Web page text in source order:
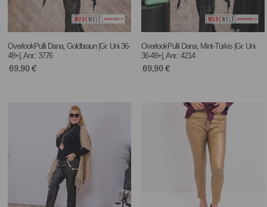
OverlookPulli Dana, Goldbraun |Gr. Uni 36-
48+|, Anr.: 3776
69,90€
OverlookPulli Dana, Mint-Türkis |Gr. Uni
36-48+|, Anr.: 4214
69,90€